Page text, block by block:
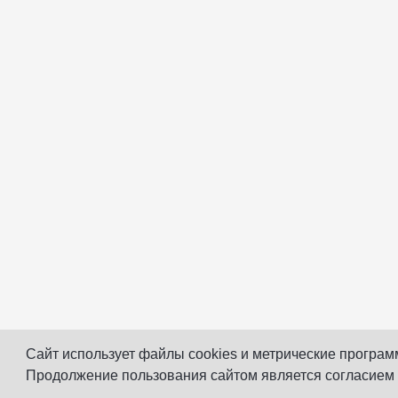
Сайт использует файлы cookies и метрические
Продолжение пользования сайтом является